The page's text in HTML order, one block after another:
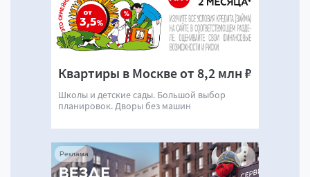
Квартиры в Москве от 8,2 млн ₽
Школы и детские сады. Большой выбор
планировок. Дворы без машин
Реклама